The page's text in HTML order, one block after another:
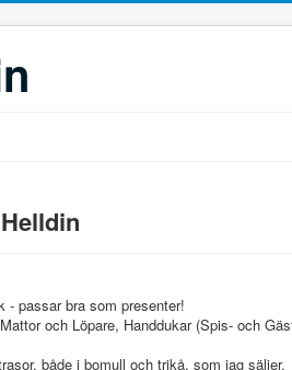
- passar bra som presenter!
och Löpare, Handdukar (Spis- och
både i bomull och trikå, som jag säljer.